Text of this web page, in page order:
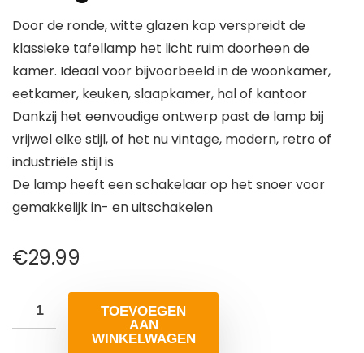
Door de ronde, witte glazen kap verspreidt de
klassieke tafellamp het licht ruim doorheen de
kamer. Ideaal voor bijvoorbeeld in de woonkamer,
eetkamer, keuken, slaapkamer, hal of kantoor
Dankzij het eenvoudige ontwerp past de lamp bij
vrijwel elke stijl, of het nu vintage, modern, retro of
industriële stijl is
De lamp heeft een schakelaar op het snoer voor
gemakkelijk in- en uitschakelen
€29.99
TOEVOEGEN
AAN
WINKELWAGEN